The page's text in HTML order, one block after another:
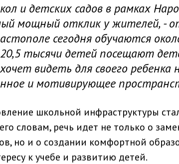
и детских садов в рамках
мощный отклик у жителей, -
сегодня обучаются
тысячи детей посещают
видеть для своего ребенка
и мотивирующее
школьной инфраструктуры
словам, речь идет не только о
но и о создании комфортной
к учебе и развитию детей.